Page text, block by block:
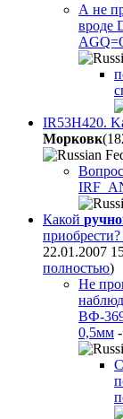
А не
вроде
IR53H420.
Морковк
Какой
22.01.2007
полностью)
Не
ВФ-369
0,5мм -